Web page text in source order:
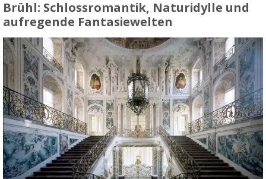
Brühl: Schlossromantik, Naturidylle und
aufregende Fantasiewelten